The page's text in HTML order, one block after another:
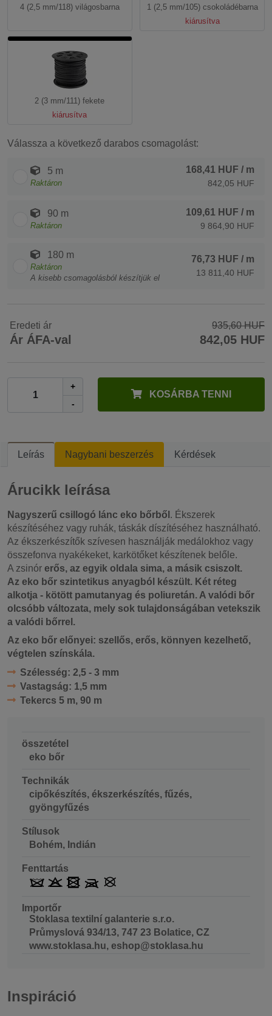
4 (2,5 mm/118) világosbarna
1 (2,5 mm/105) csokoládébarna
kiárusítva
2 (3 mm/111) fekete
kiárusítva
Válassza a következő darabos csomagolást:
5 m
Raktáron
168,41 HUF / m
842,05 HUF
90 m
Raktáron
109,61 HUF / m
9 864,90 HUF
180 m
Raktáron
A kisebb csomagolásból készítjük el
76,73 HUF / m
13 811,40 HUF
Eredeti ár 935,60 HUF
Ár ÁFA-val 842,05 HUF
+
-
KOSÁRBA TENNI
Leírás Nagybani beszerzés Kérdések
Árucikk leírása
Nagyszerű csillogó lánc eko bőrből . Ékszerek
készítéséhez vagy ruhák, táskák díszítéséhez használható.
Az ékszerkészítők szívesen használják medálokhoz vagy
összefonva nyakékeket, karkötőket készítenek belőle.
A zsinór erős, az egyik oldala sima, a másik csiszolt.
Az eko bőr szintetikus anyagból készült. Két réteg
alkotja - kötött pamutanyag és poliuretán. A valódi bőr
olcsóbb változata, mely sok tulajdonságában vetekszik
a valódi bőrrel.
Az eko bőr előnyei: szellős, erős, könnyen kezelhető,
végtelen színskála.
Szélesség: 2,5 - 3 mm
Vastagság: 1,5 mm
Tekercs 5 m, 90 m
összetétel
eko bőr
Technikák
cipőkészítés, ékszerkészítés, fűzés,
gyöngyfűzés
Stílusok
Bohém, Indián
Fenttartás
Importőr
Stoklasa textilní galanterie s.r.o.
Průmyslová 934/13, 747 23 Bolatice, CZ
www.stoklasa.hu, eshop@stoklasa.hu
Inspiráció